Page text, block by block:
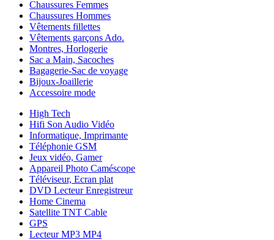
Chaussures Femmes
Chaussures Hommes
Vêtements fillettes
Vêtements garçons Ado.
Montres, Horlogerie
Sac a Main, Sacoches
Bagagerie-Sac de voyage
Bijoux-Joaillerie
Accessoire mode
High Tech
Hifi Son Audio Vidéo
Informatique, Imprimante
Téléphonie GSM
Jeux vidéo, Gamer
Appareil Photo Caméscope
Téléviseur, Ecran plat
DVD Lecteur Enregistreur
Home Cinema
Satellite TNT Cable
GPS
Lecteur MP3 MP4